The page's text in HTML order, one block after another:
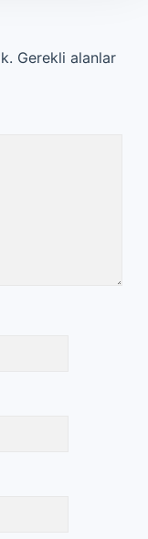
Gerekli alanlar